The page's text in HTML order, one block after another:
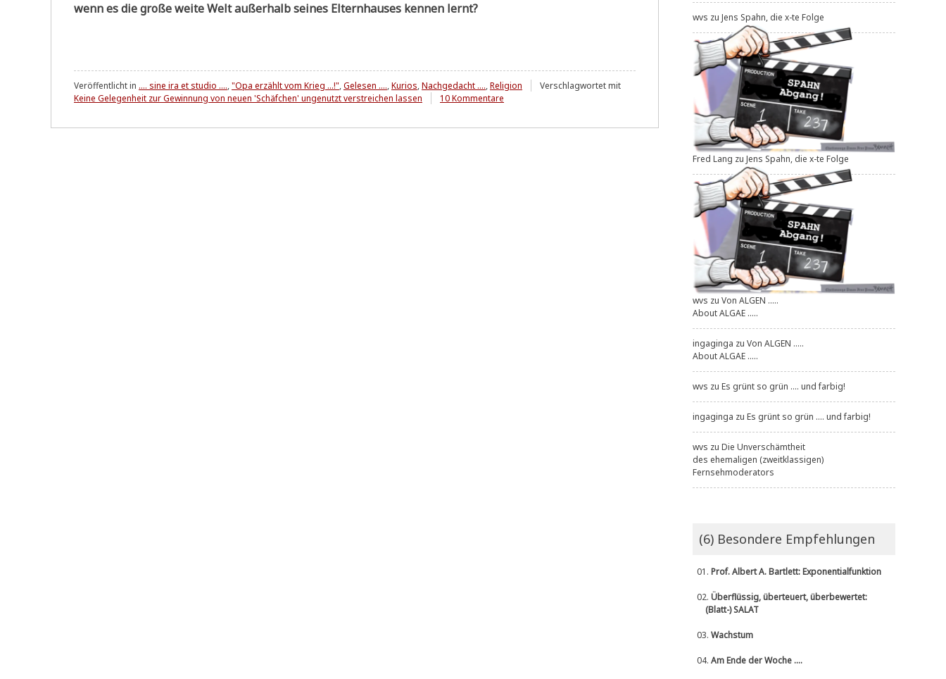
wenn es die gro­ße wei­te Welt außer­halb sei­nes Eltern­hau­ses ken­nen lernt?
Veröffentlicht in .... sine ira et studio ....,"Opa erzählt vom Krieg ...!",Gelesen ....,Kurios,Nachgedacht ....,Religion
Verschlagwortet mit
Keine Gelegenheit zur Gewinnung von neuen 'Schäfchen' ungenutzt verstreichen lassen
10 Kommentare
wvs zu Jens Spahn, die x-te Folge
Fred Lang zu Jens Spahn, die x-te Folge
wvs zu Von ALGEN .....
About ALGAE .....
ingaginga zu Von ALGEN .....
About ALGAE .....
wvs zu Es grünt so grün .... und farbig!
ingaginga zu Es grünt so grün .... und farbig!
wvs zu Die Unverschämtheit
des ehemaligen (zweitklassigen)
Fernsehmoderators
(6) Besondere Empfehlungen
01. Prof. Albert A. Bartlett: Exponentialfunktion
02. Überflüssig, überteuert, überbewertet:
(Blatt-) SALAT
03. Wachstum
04. Am Ende der Woche ....